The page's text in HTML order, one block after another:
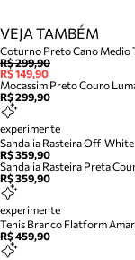
VEJA TAMBÉM
Coturno Preto Cano Medio
R$ 299,90
R$ 149,90
Mocassim Preto Couro
R$ 299,90
experimente
Sandalia Rasteira Off-
R$ 359,90
Sandalia Rasteira Preta
R$ 359,90
experimente
Tenis Branco Flatform
R$ 459,90